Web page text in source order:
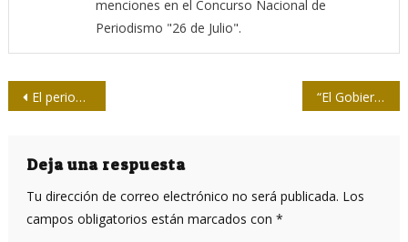
menciones en el Concurso Nacional de
Periodismo "26 de Julio".
Navegación
entradas
El periodista robótico “El Gobierno de Biden optó por ser fiel al enfoque agresivo impulsado por Trump”
Deja una respuesta
Tu dirección de correo electrónico no será publicada. Los
campos obligatorios están marcados con *